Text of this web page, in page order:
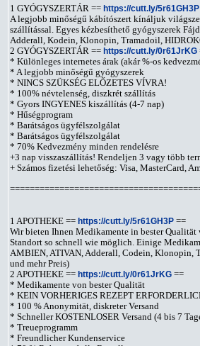
1 GYÓGYSZERTÁR == https://cutt.ly/5r61GH3P
A legjobb minőségű kábítószert kínáljuk
szállítással. Egyes kézbesíthető gyógyszerek
Adderall, Kodein, Klonopin, Tramadoil,
2 GYÓGYSZERTÁR == https://cutt.ly/0r61JrKG
* Különleges internetes árak (akár %-os
* A legjobb minőségű gyógyszerek
* NINCS SZÜKSÉG ELŐZETES VÍVRA!
* 100% névtelenség, diszkrét szállítás
* Gyors INGYENES kiszállítás (4-7 nap)
* Hűségprogram
* Barátságos ügyfélszolgálat
* Barátságos ügyfélszolgálat
* 70% Kedvezmény minden rendelésre
+3 nap visszaszállítás! Rendeljen 3 vagy több
+ Számos fizetési lehetőség: Visa, MasterCard,
1 APOTHEKE == https://cutt.ly/5r61GH3P ==
Wir bieten Ihnen Medikamente in bester
Standort so schnell wie möglich. Einige
AMBIEN, ATIVAN, Adderall, Codein, Klonopin,
und mehr Preis)
2 APOTHEKE == https://cutt.ly/0r61JrKG ==
* Medikamente von bester Qualität
* KEIN VORHERIGES REZEPT
* 100 % Anonymität, diskreter Versand
* Schneller KOSTENLOSER Versand (4 bis 7
* Treueprogramm
* Freundlicher Kundenservice